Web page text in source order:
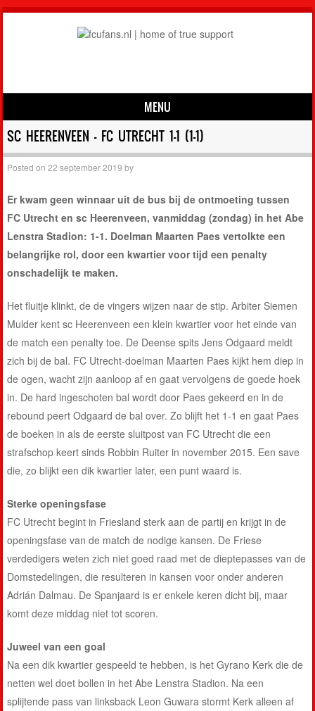
MENU
Skip to content
SC HEERENVEEN – FC UTRECHT 1-1 (1-1)
Posted on22 september 2019 by
Er kwam geen winnaar uit de bus bij de ontmoeting tussen
FC Utrecht en sc Heerenveen, vanmiddag (zondag) in het Abe
Lenstra Stadion: 1-1. Doelman Maarten Paes vertolkte een
belangrijke rol, door een kwartier voor tijd een penalty
onschadelijk te maken.
Het fluitje klinkt, de de vingers wijzen naar de stip. Arbiter Siemen
Mulder kent sc Heerenveen een klein kwartier voor het einde van
de match een penalty toe. De Deense spits Jens Odgaard meldt
zich bij de bal. FC Utrecht-doelman Maarten Paes kijkt hem diep in
de ogen, wacht zijn aanloop af en gaat vervolgens de goede hoek
in. De hard ingeschoten bal wordt door Paes gekeerd en in de
rebound peert Odgaard de bal over. Zo blijft het 1-1 en gaat Paes
de boeken in als de eerste sluitpost van FC Utrecht die een
strafschop keert sinds Robbin Ruiter in november 2015. Een save
die, zo blijkt een dik kwartier later, een punt waard is.
Sterke openingsfase
FC Utrecht begint in Friesland sterk aan de partij en krijgt in de
openingsfase van de match de nodige kansen. De Friese
verdedigers weten zich niet goed raad met de dieptepasses van de
Domstedelingen, die resulteren in kansen voor onder anderen
Adrián Dalmau. De Spanjaard is er enkele keren dicht bij, maar
komt deze middag niet tot scoren.
Juweel van een goal
Na een dik kwartier gespeeld te hebben, is het Gyrano Kerk die de
netten wel doet bollen in het Abe Lenstra Stadion. Na een
splijtende pass van linksback Leon Guwara stormt Kerk alleen af